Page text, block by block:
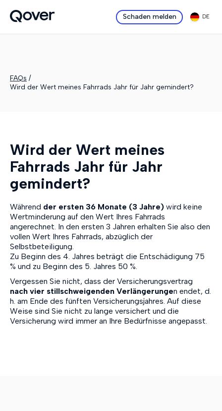
Schaden melden DE
FAQs /
Wird der Wert meines Fahrrads Jahr für Jahr gemindert?
Wird der Wert meines
Fahrrads Jahr für Jahr
gemindert?
Während der ersten 36 Monate (3 Jahre) wird keine
Wertminderung auf den Wert Ihres Fahrrads
angerechnet. In den ersten 3 Jahren erhalten Sie also den
vollen Wert Ihres Fahrrads, abzüglich der
Selbstbeteiligung.
Zu Beginn des 4. Jahres beträgt die Entschädigung 75
% und zu Beginn des 5. Jahres 50 %.
Vergessen Sie nicht, dass der Versicherungsvertrag
nach vier stillschweigenden Verlängerungen endet, d.
h. am Ende des fünften Versicherungsjahres. Auf diese
Weise sind Sie nicht zu lange versichert und die
Versicherung wird immer an Ihre Bedürfnisse angepasst.